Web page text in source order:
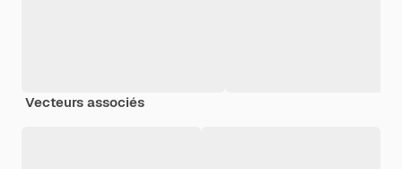
Vecteurs associés